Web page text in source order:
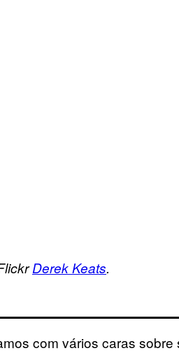
Derek Keats.
com vários caras sobre